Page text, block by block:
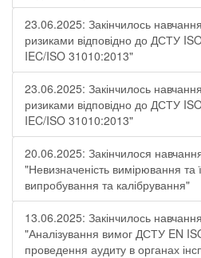
23.06.2025: Закінчилось
ризиками відповідно до ДСТУ
IEC/ISO 31010:2013"
23.06.2025: Закінчилось
ризиками відповідно до ДСТУ
IEC/ISO 31010:2013"
20.06.2025: Закінчилося
"Невизначеність вимірювання та
випробування та калібрування"
13.06.2025: Закінчилось
"Аналізування вимог ДСТУ EN
проведення аудиту в органах